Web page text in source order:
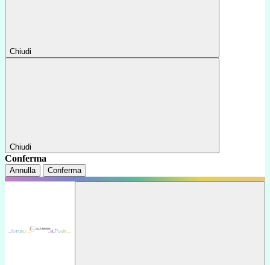
Chiudi
Chiudi
Conferma
Annulla Conferma